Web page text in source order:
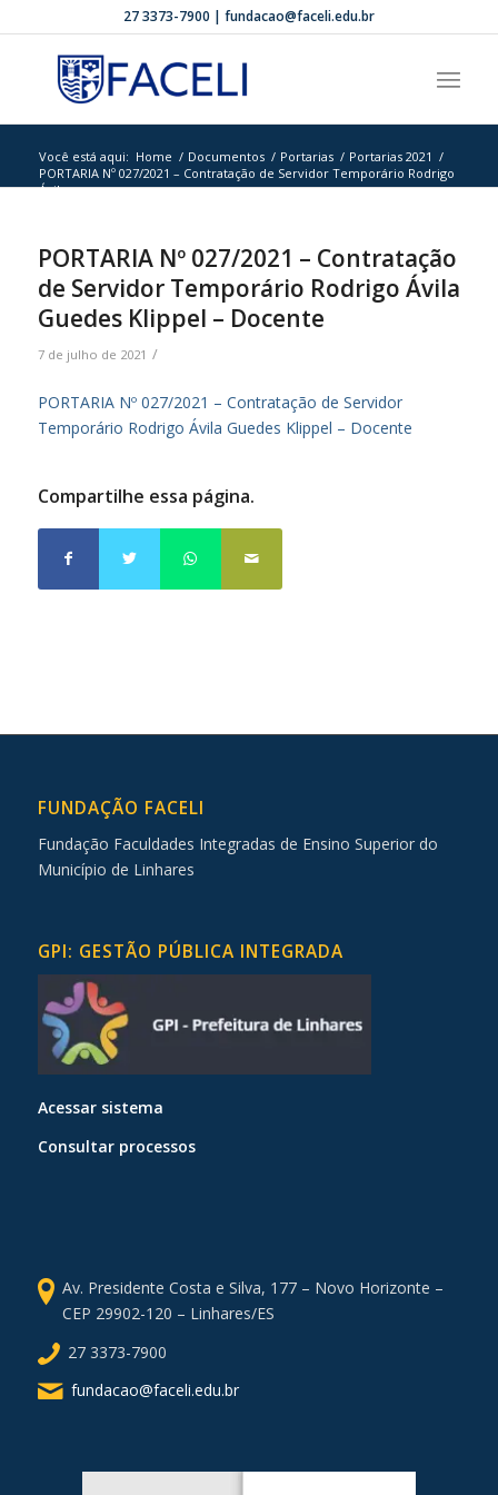
27 3373-7900 | fundacao@faceli.edu.br
Você está aqui: Home / Documentos / Portarias / Portarias 2021 /
PORTARIA Nº 027/2021 – Contratação de Servidor Temporário Rodrigo
Ávila...
PORTARIA Nº 027/2021 – Contratação
de Servidor Temporário Rodrigo Ávila
Guedes Klippel – Docente
7 de julho de 2021 /
PORTARIA Nº 027/2021 – Contratação de Servidor
Temporário Rodrigo Ávila Guedes Klippel – Docente
Compartilhe essa página.
FUNDAÇÃO FACELI
Fundação Faculdades Integradas de Ensino Superior do
Município de Linhares
GPI: GESTÃO PÚBLICA INTEGRADA
Acessar sistema
Consultar processos
Av. Presidente Costa e Silva, 177 – Novo Horizonte –
CEP 29902-120 – Linhares/ES
27 3373-7900
fundacao@faceli.edu.br